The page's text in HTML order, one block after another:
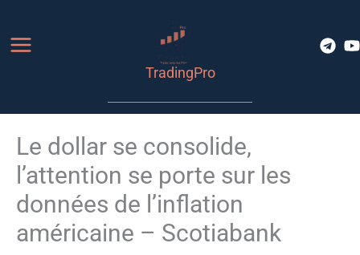
contenu
TradingPro
Le dollar se consolide,
l’attention se porte sur les
données de l’inflation
américaine – Scotiabank